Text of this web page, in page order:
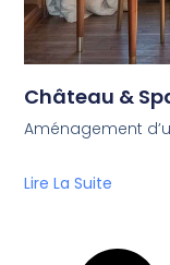
Château &
Aménagement
Lire La Suite